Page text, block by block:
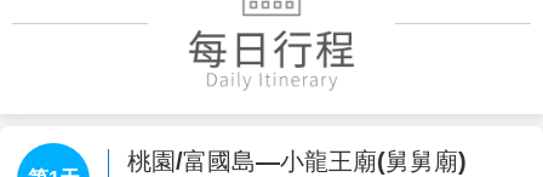
桃園/富國島—小龍王廟(舅舅廟)